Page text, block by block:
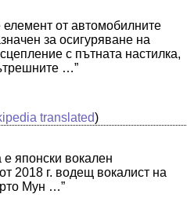
елемент от автомобилните
за осигуряване на
с пътната настилка,
…”
translated)
е японски вокален
2018 г. водещ вокалист на
Мун …”